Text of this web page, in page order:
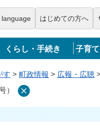
はじめての方へ
くらし・手続き 子育
す > 町政情報 > 広報・広聴 >
）